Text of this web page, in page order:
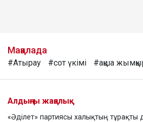
Мақалада
#Атырау #сот үкімі #ақша
Алдыңғы жаңалық
«Әділет» партиясы халықтың тұрақты